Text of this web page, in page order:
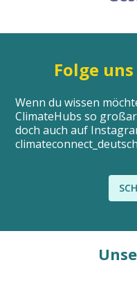
Folge
Wenn du wissen
ClimateHubs so
doch auch auf